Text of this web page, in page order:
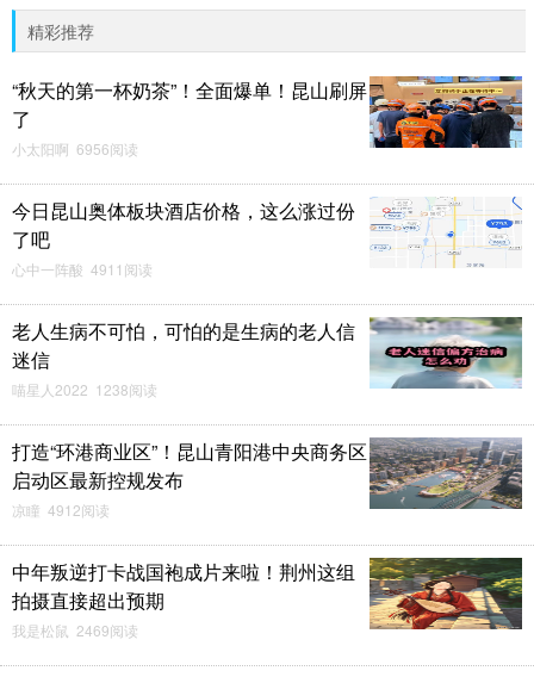
精彩推荐
“秋天的第一杯奶茶”！全面爆单！昆山刷屏
了
小太阳啊 6956阅读
今日昆山奥体板块酒店价格，这么涨过份
了吧
心中一阵酸 4911阅读
老人生病不可怕，可怕的是生病的老人信
迷信
喵星人2022 1238阅读
打造“环港商业区”！昆山青阳港中央商务区
启动区最新控规发布
凉瞳 4912阅读
中年叛逆打卡战国袍成片来啦！荆州这组
拍摄直接超出预期
我是松鼠 2469阅读